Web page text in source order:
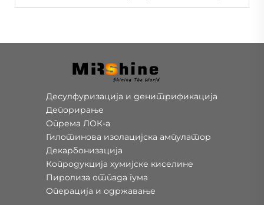
Десулфуризација и денитрификација
Депорирање
Опрема ЛОК-а
Гилотинова изолацијска ампулатор
Декарбонизација
Копродукција хумијске киселине
Пиролиза отпада гума
Операција и одржавање